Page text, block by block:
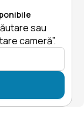
sau
cameră”.